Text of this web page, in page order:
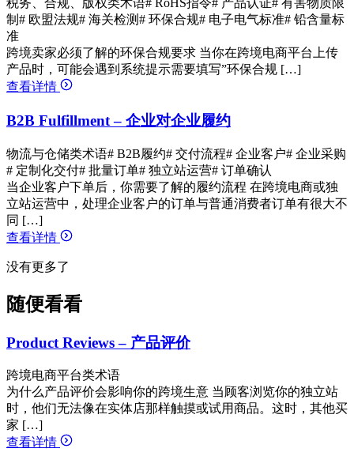
税务、合规、版权类术语# RoHS指令# 产品认证# 有害物质限
制 # 欧盟法规# 海关检测# 环保合规# 电子电气标准# 铅含量标
准
跨境卖家必须了解的环保合规要求 当你在跨境电商平台上传
产品时，可能会遇到系统提示需要填写”环保合规 […]
查看详情
B2B Fulfillment – 企业对企业履约
物流与仓储类术语# B2B履约# 交付流程# 企业客户# 企业采购
# 定制化交付# 批量订单# 独立站运营# 订单确认
当企业客户下单后，你需要了解的履约流程 在跨境电商或独
立站运营中，处理企业客户的订单与普通消费者订单有很大不
同 […]
查看详情
没有更多了
随便看看
Product Reviews – 产品评价
跨境电商平台类术语
为什么产品评价会影响你的跨境生意 当顾客浏览你的独立站
时，他们无法像在实体店那样触摸或试用商品。这时，其他买
家 […]
查看详情